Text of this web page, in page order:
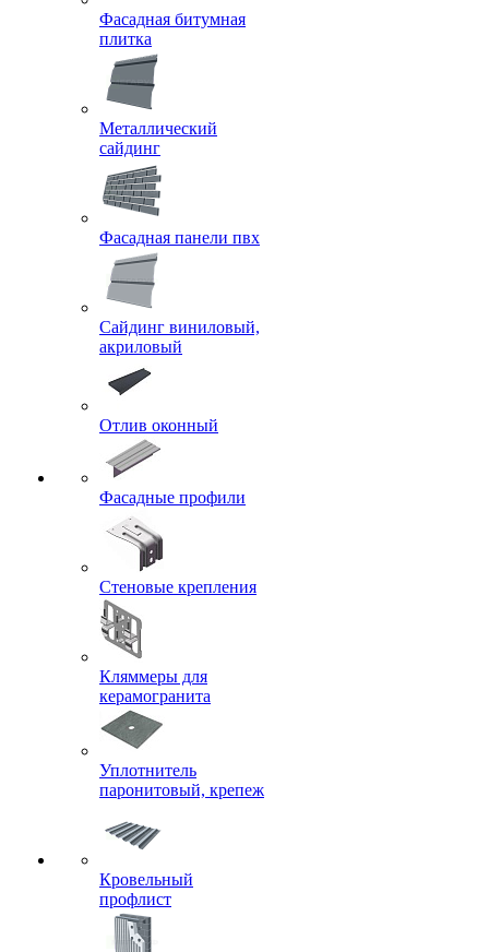
Фасадная битумная
плитка
Металлический
сайдинг
Фасадная панели пвх
Сайдинг виниловый,
акриловый
Отлив оконный
Фасадные профили
Стеновые крепления
Кляммеры для
керамогранита
Уплотнитель
паронитовый, крепеж
Кровельный
профлист